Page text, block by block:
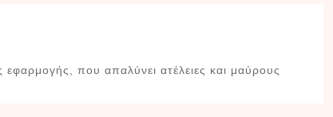
που απαλύνει ατέλειες και μαύρους